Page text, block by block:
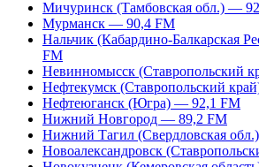
Мичуринск (Тамбовская обл.) —
Мурманск — 90,4 FM
Нальчик (Кабардино-Балкарская
FM
Невинномысск (Ставропольский
Нефтекумск (Ставропольский
Нефтеюганск (Югра) — 92,1 FM
Нижний Новгород — 89,2 FM
Нижний Тагил (Свердловская
Новоалександровск